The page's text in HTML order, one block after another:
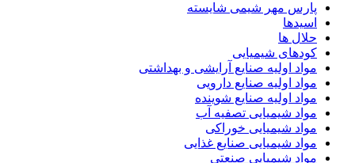
پارس مهر شیمی شایسته
اسیدها
حلال ها
کودهای شیمیایی
مواد اولیه صنایع آرایشی و بهداشتی
مواد اولیه صنایع دارویی
مواد اولیه صنایع شوینده
مواد شیمیایی تصفیه آب
مواد شیمیایی خوراکی
مواد شیمیایی صنایع غذایی
مواد شیمیایی صنعتی